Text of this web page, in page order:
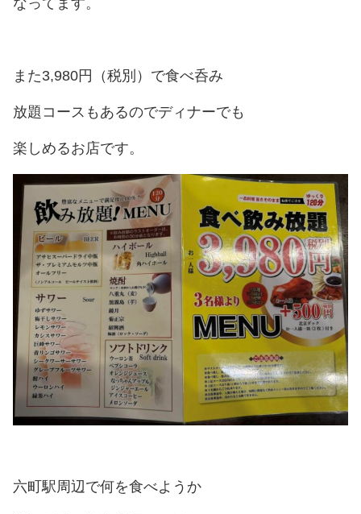
なってます。
また3,980円（税別）で食べ呑み
放題コースもあるのでディナーでも
楽しめるお店です。
六町駅周辺で何を食べようか